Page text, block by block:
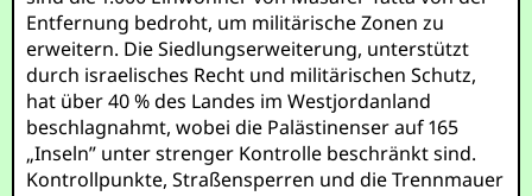
Entfernung bedroht, um militärische Zonen zu
erweitern. Die Siedlungserweiterung, unterstützt
durch israelisches Recht und militärischen Schutz,
hat über 40 % des Landes im Westjordanland
beschlagnahmt, wobei die Palästinenser auf 165
„Inseln” unter strenger Kontrolle beschränkt sind.
Kontrollpunkte, Straßensperren und die Trennmauer